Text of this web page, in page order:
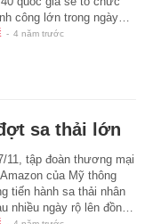
công lớn trong ngày…
- 4 năm trước
sa thải lớn
11, tập đoàn thương mại
của Mỹ thông
tiến hành sa thải nhân
nhiều ngày rộ lên đồn…